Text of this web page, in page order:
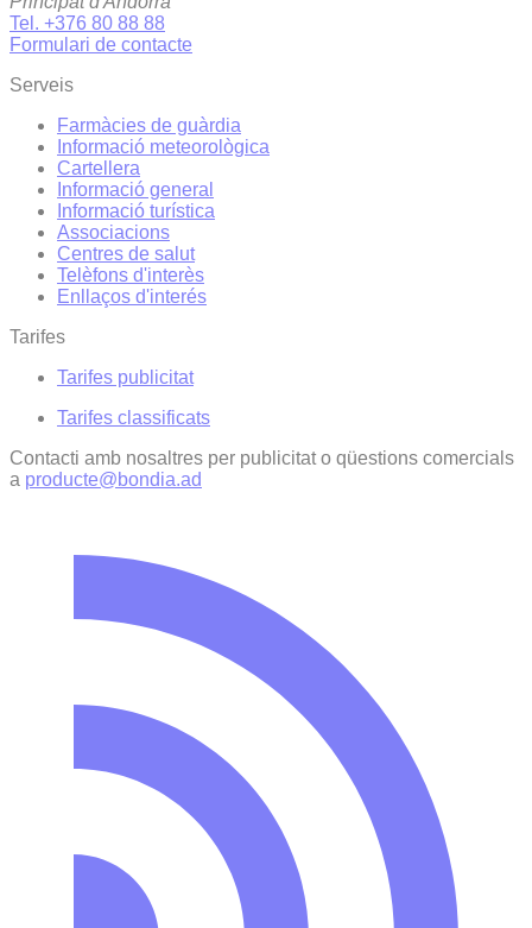
Tel. +376 80 88 88
Formulari de contacte
Serveis
Farmàcies de guàrdia
Informació meteorològica
Cartellera
Informació general
Informació turística
Associacions
Centres de salut
Telèfons d'interès
Enllaços d'interés
Tarifes
Tarifes publicitat
Tarifes classificats
Contacti amb nosaltres per publicitat o qüestions comercials
a producte@bondia.ad